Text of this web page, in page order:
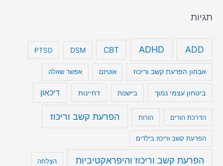
תגיות
ADD
ADHD
CBT
DSM
PTSD
אבחון הפרעת קשב וריכוז אוטיזם אפשר שאלה
ביטחון עצמי נמוך ביישנות דחיינות דיכאון
הדרכת הורים הורות הפרעת קשב וריכוז
הפרעת קשב וריכוז בילדים
הפרעת קשב וריכוז והיפראקטיביות הצלחה